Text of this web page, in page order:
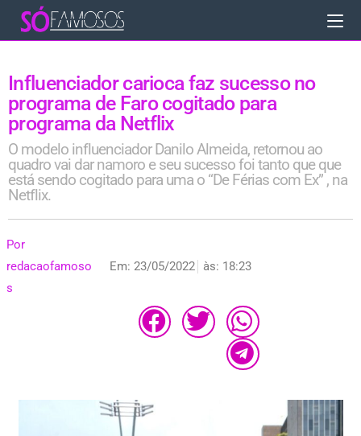
Influenciador carioca faz sucesso no
programa de Faro cogitado para
programa da Netflix
O modelo influenciador Danilo Almeida, retornou ao
quadro vai dar namoro e seu sucesso foi tanto que que
está sendo cogitado para uma o “De Férias com Ex” , na
Netflix.
Por
redacaofamoso
s
Em: 23/05/2022 às: 18:23